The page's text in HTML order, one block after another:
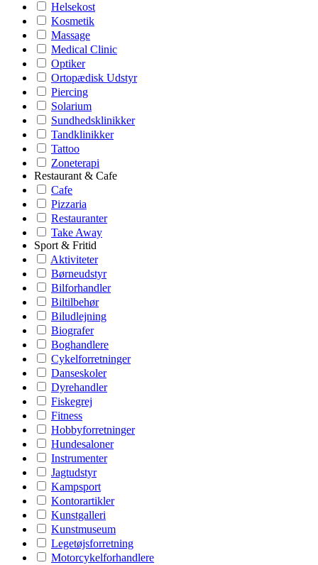
Helsekost
Kosmetik
Massage
Medical Clinic
Optiker
Ortopædisk Udstyr
Piercing
Solarium
Sundhedsklinikker
Tandklinikker
Tattoo
Zoneterapi
Restaurant & Cafe
Cafe
Pizzaria
Restauranter
Take Away
Sport & Fritid
Aktiviteter
Børneudstyr
Bilforhandler
Biltilbehør
Biludlejning
Biografer
Boghandlere
Cykelforretninger
Danseskoler
Dyrehandler
Fiskegrej
Fitness
Hobbyforretninger
Hundesaloner
Instrumenter
Jagtudstyr
Kampsport
Kontorartikler
Kunstgalleri
Kunstmuseum
Legetøjsforretning
Motorcykelforhandlere